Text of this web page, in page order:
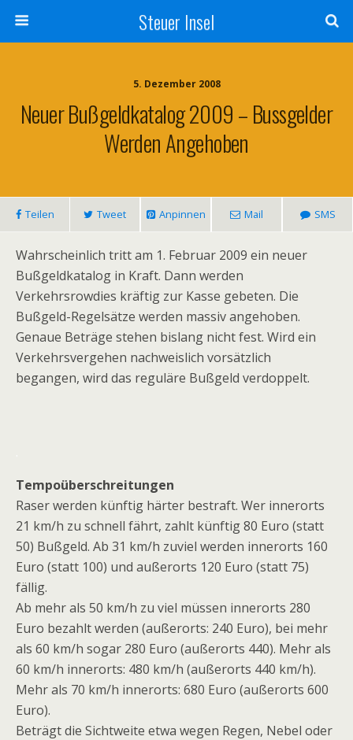
Steuer Insel
5. Dezember 2008
Neuer Bußgeldkatalog 2009 – Bussgelder
Werden Angehoben
Teilen Tweet Anpinnen Mail SMS
Wahrscheinlich tritt am 1. Februar 2009 ein neuer
Bußgeldkatalog in Kraft. Dann werden
Verkehrsrowdies kräftig zur Kasse gebeten. Die
Bußgeld-Regelsätze werden massiv angehoben.
Genaue Beträge stehen bislang nicht fest. Wird ein
Verkehrsvergehen nachweislich vorsätzlich
begangen, wird das reguläre Bußgeld verdoppelt.
Tempoüberschreitungen
Raser werden künftig härter bestraft. Wer innerorts
21 km/h zu schnell fährt, zahlt künftig 80 Euro (statt
50) Bußgeld. Ab 31 km/h zuviel werden innerorts 160
Euro (statt 100) und außerorts 120 Euro (statt 75)
fällig.
Ab mehr als 50 km/h zu viel müssen innerorts 280
Euro bezahlt werden (außerorts: 240 Euro), bei mehr
als 60 km/h sogar 280 Euro (außerorts 440). Mehr als
60 km/h innerorts: 480 km/h (außerorts 440 km/h).
Mehr als 70 km/h innerorts: 680 Euro (außerorts 600
Euro).
Beträgt die Sichtweite etwa wegen Regen, Nebel oder